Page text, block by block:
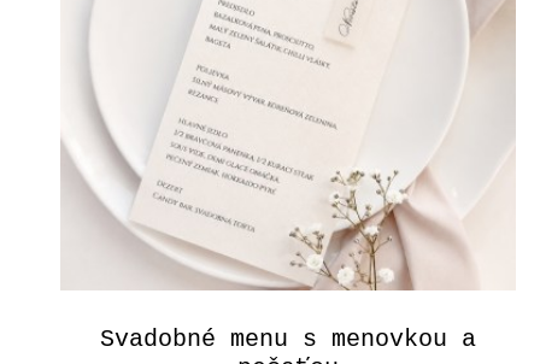
Svadobné menu s menovkou a